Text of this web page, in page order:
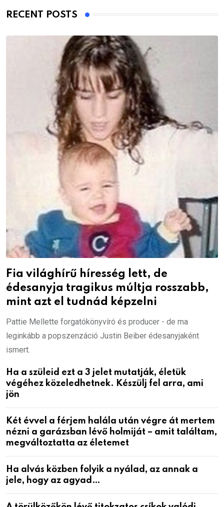
RECENT POSTS
Fia világhírű híresség lett, de
édesanyja tragikus múltja rosszabb,
mint azt el tudnád képzelni
Pattie Mellette forgatókönyvíró és producer - de ma
leginkább a popszenzáció Justin Beiber édesanyjaként
ismert.
Ha a szüleid ezt a 3 jelet mutatják, életük
végéhez közeledhetnek. Készülj fel arra, ami
jön
Két évvel a férjem halála után végre át mertem
nézni a garázsban lévő holmiját – amit találtam,
megváltoztatta az életemet
Ha alvás közben folyik a nyálad, az annak a
jele, hogy az agyad…